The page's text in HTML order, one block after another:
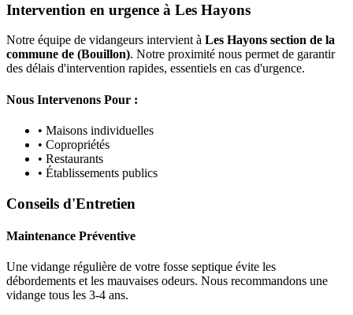
Intervention en urgence à Les Hayons
Notre équipe de vidangeurs intervient à Les Hayons section de la
commune de (Bouillon). Notre proximité nous permet de garantir
des délais d'intervention rapides, essentiels en cas d'urgence.
Nous Intervenons Pour :
• Maisons individuelles
• Copropriétés
• Restaurants
• Établissements publics
Conseils d'Entretien
Maintenance Préventive
Une vidange régulière de votre fosse septique évite les
débordements et les mauvaises odeurs. Nous recommandons une
vidange tous les 3-4 ans.